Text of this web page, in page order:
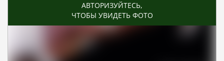
АВТОРИЗУЙТЕСЬ,
ЧТОБЫ УВИДЕТЬ ФОТО